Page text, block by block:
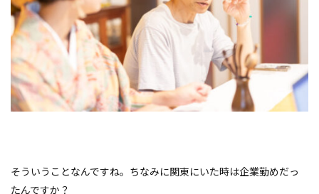
そういうことなんですね。ちなみに関東にいた時は企業勤めだっ
たんですか？